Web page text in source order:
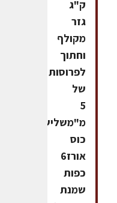
ק"ג
גזר
מקולף
וחתוך
לפרוסות
של
5
מ"משליש
כוס
אורז6
כפות
שמנת